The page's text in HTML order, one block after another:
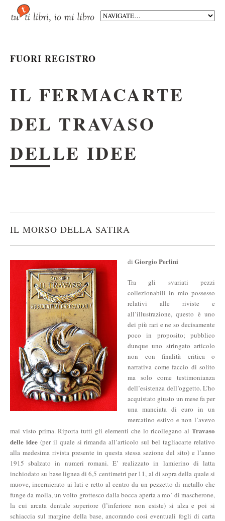
FUORI REGISTRO
IL FERMACARTE
DEL TRAVASO
DELLE IDEE
IL MORSO DELLA SATIRA
diGiorgio Perlini
Tra gli svariati pezzi
collezionabili in mio possesso
relativi alle riviste e
all’illustrazione, questo è uno
dei più rari e ne so decisamente
poco in proposito; pubblico
dunque uno stringato articolo
non con finalità critica o
narrativa come faccio di solito
ma solo come testimonianza
dell’esistenza dell’oggetto. L’ho
acquistato giusto un mese fa per
una manciata di euro in un
mercatino estivo e non l’avevo
mai visto prima. Riporta tutti gli elementi che lo ricollegano al Travaso
delle idee(per il quale si rimanda all’articolo sul bel tagliacarte relativo
alla medesima rivista presente in questa stessa sezione del sito) e l’anno
1915 sbalzato in numeri romani. E’ realizzato in lamierino di latta
inchiodato su base lignea di 6,5 centimetri per 11, al di sopra della quale si
muove, incernierato ai lati e retto al centro da un pezzetto di metallo che
funge da molla, un volto grottesco dalla bocca aperta a mo’ di mascherone,
la cui arcata dentale superiore (l’inferiore non esiste) si alza e poi si
schiaccia sul margine della base, ancorando così eventuali fogli di carta